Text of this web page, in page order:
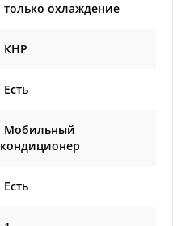
только охлаждение
КНР
Есть
Мобильный
кондиционер
Есть